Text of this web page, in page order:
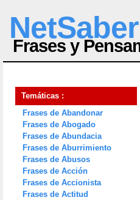
NetSaber
Frases y
Temáticas :
Frases de Abandonar
Frases de Abogado
Frases de Abundacia
Frases de Aburrimiento
Frases de Abusos
Frases de Acción
Frases de Accionista
Frases de Actitud